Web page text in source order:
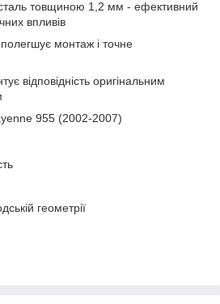
товщиною 1,2 мм - ефективний
впливів
монтаж і точне
відповідність оригінальним
955 (2002-2007)
геометрії